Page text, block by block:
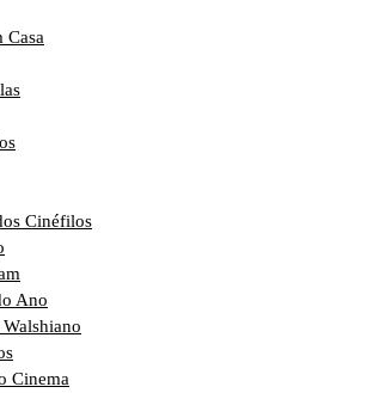
Casa
Cinéfilos
Ano
Cinema